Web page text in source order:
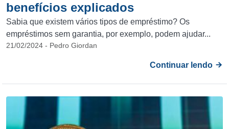
benefícios explicados
Sabia que existem vários tipos de empréstimo? Os
empréstimos sem garantia, por exemplo, podem ajudar...
21/02/2024 - Pedro Giordan
Continuar lendo